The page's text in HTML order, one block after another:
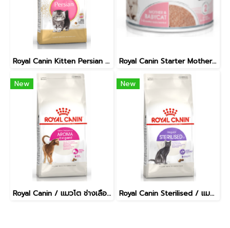
Royal Canin Kitten Persian / ลูกแมว พันธุ์เปอร์เซียน อายุ 4-12 เดือน [400g] Royal Canin Starter Mother & Baby Cat Can Tray [195g ]
New
Royal Canin / แมวโต ช่างเลือกอาหาร โปรตีนสูง อายุ 1 ปีขึ้นไป [400g]
New
Royal Canin Sterilised / แมวทำหมัน อายุ 1 ปีขึ้นไป [400g]